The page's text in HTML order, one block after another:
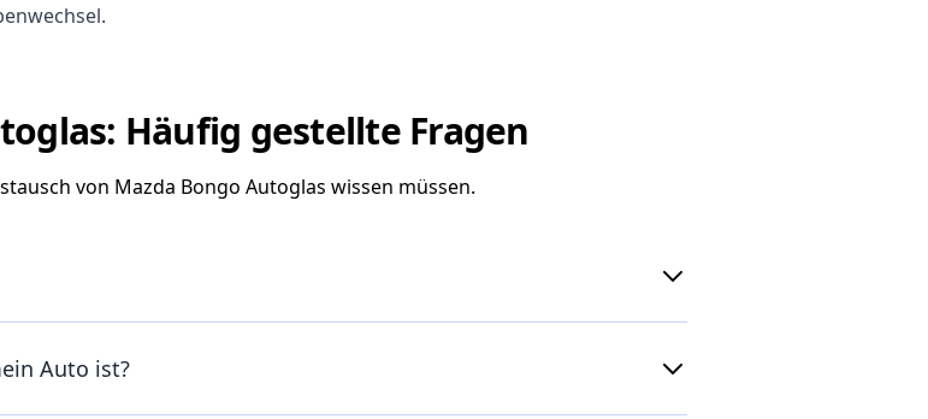
Häufig gestellte Fragen
von Mazda Bongo Autoglas wissen müssen.
Auto ist?